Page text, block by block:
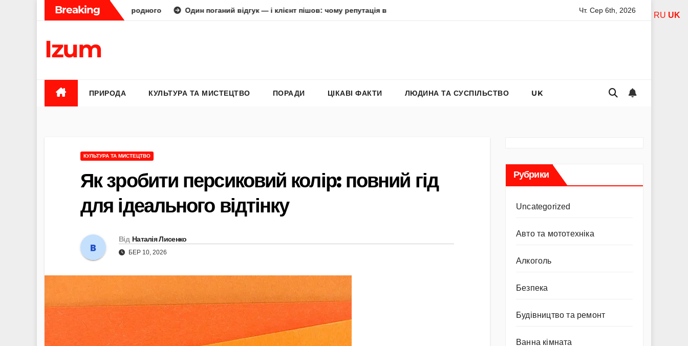
Breaking
діамант від природного Один поганий відгук — і клієнт пішов: чому репутація в інтернеті вирішує все Адель Асанті: від порнозірки до співачки з хітами на радіо
Чт. Сер 6th, 2026
Izum
ПРИРОДА КУЛЬТУРА ТА МИСТЕЦТВО ПОРАДИ ЦІКАВІ ФАКТИ ЛЮДИНА ТА СУСПІЛЬСТВО UK
КУЛЬТУРА ТА МИСТЕЦТВО
Як зробити персиковий колір: повний гід
для ідеального відтінку
Від Наталія Лисенко
БЕР 10, 2026
Рубрики
Uncategorized
Авто та мототехніка
Алкоголь
Безпека
Будівництво та ремонт
Ванна кімната
RU UK